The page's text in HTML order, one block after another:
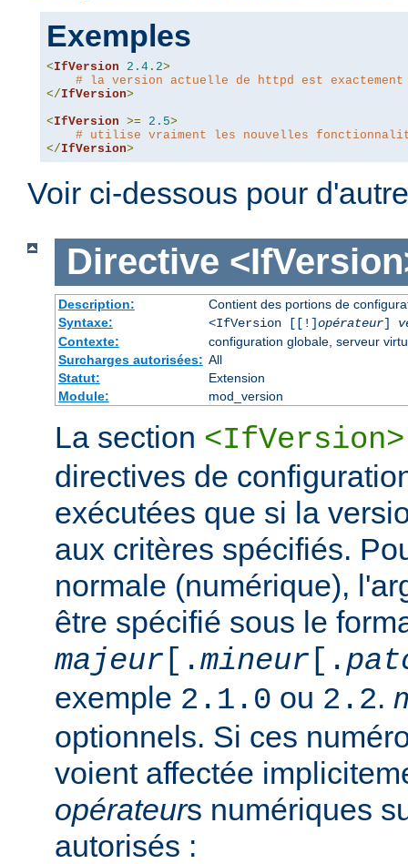
Exemples
<IfVersion 2.4 . 2>
# la version actuelle de httpd est
</IfVersion>
<IfVersion >= 2.5>
# utilise vraiment les nouvelles
</IfVersion>
Voir ci-dessous pour
Directive
Description:
Contient des portions de
Syntaxe:
<IfVersion [[!]opérateur]
Contexte:
configuration globale, serveur
Surcharges autorisées: All
Statut:
Extension
Module:
mod_version
La section <IfVersion>
directives de
exécutées que si la
aux critères spécifiés.
normale (numérique),
être spécifié sous le
majeur [.mineur [.
exemple 2.1.0 ou 2.2.
optionnels. Si ces
voient affectée
opérateurs numériques
autorisés :